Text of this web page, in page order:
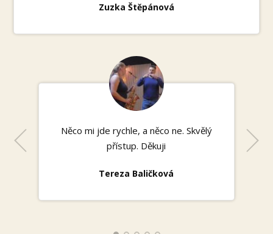
Zuzka Štěpánová
Něco mi jde rychle, a něco ne. Skvělý
přístup. Děkuji
Tereza Baličková
Bětka Krumová
Jan Scholz
Mojmír Babůrek